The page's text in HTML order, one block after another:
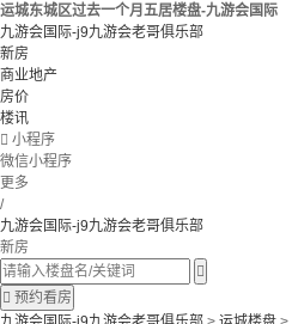
运城东城区过去一个月五居楼盘-九游会国际
九游会国际-j9九游会老哥俱乐部
新房
商业地产
房价
楼讯
 小程序
微信小程序
更多
/
九游会国际-j9九游会老哥俱乐部
新房

 预约看房